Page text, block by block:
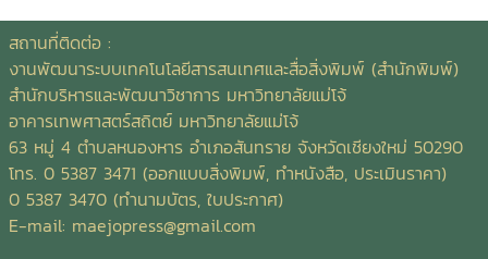
เอ4 ปกอาร์ตมัน 260 แกรม พิมพ์ 4 สี เคลือบมัน เนื้อใน
ปอนด์ 70 แกรม พิมพ์ 1 สี เข้าเล่มไสกาว
มหาวิทยาลัยแม่โจ้ ตัวแผ่นพับ: ขนาด เอ4 พับ 3 อาร์ตมัน 120
แกรม พิมพ์ 4 สี 2 ด้านชื่อสิ่งพิมพ์: แผ่นพับ การแปรรูปสัตว์น้ำ
เพื่อเพิ่มมูลค่าทางเศรษฐกิจ ปลายอ ผู้จัดทำ: คณะเทคโนโลยีการ
ประมงและทรัพยากรทางน้ำ มหาวิทยาลัยแม่โจ้ ตัวแผ่นพับ: ขนาด
เอ4 พับ 3 อาร์ตมัน 120 แกรม พิมพ์ 4 สี 2 ด้านชื่อสิ่งพิมพ์:
คู่มือการท่องเที่ยวโดยชุมชน อำเภอพะโต๊ะ จังหวัดชุมพร จัดทำ
โดย: เครือข่ายการท่องเที่ยวโดยชุมชนพะโต๊ะ ตัวเล่ม: ขนาด เอ5
ปกอาร์ตมัน 210 แกรม พิมพ์ 4 สี เคลือบมัน เนื้อใน อาร์ตมัน
120 แกรม พิมพ์ 4 สี เข้าเล่มมุงหลังคาชื่อสิ่งพิมพ์: หนังสือ
สถานที่ติดต่อ :
งานพัฒนาระบบเทคโนโลยีสารสนเทศและสื่อสิ่งพิมพ์ (สำนักพิมพ์)
สำนักบริหารและพัฒนาวิชาการ มหาวิทยาลัยแม่โจ้
อาคารเทพศาสตร์สถิตย์ มหาวิทยาลัยแม่โจ้
63 หมู่ 4 ตำบลหนองหาร อำเภอสันทราย จังหวัดเชียงใหม่ 50290
โทร. 0 5387 3471 (ออกแบบสิ่งพิมพ์, ทำหนังสือ, ประเมินราคา)
0 5387 3470 (ทำนามบัตร, ใบประกาศ)
E-mail: maejopress@gmail.com